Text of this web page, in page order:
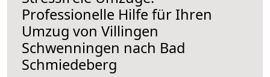
Professionelle Hilfe für Ihren
Umzug von Villingen
Schwenningen nach Bad
Schmiedeberg